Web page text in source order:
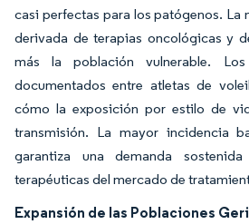
casi perfectas para los patógenos. La
derivada de terapias oncológicas y
más la población vulnerable.
documentados entre atletas de
cómo la exposición por estilo de
transmisión. La mayor incidencia
garantiza una demanda
terapéuticas del mercado de
Expansión de las Poblaciones